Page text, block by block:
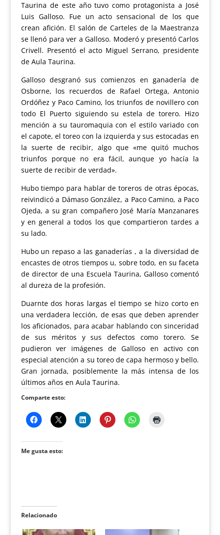
Taurina de este año tuvo como protagonista a José
Luis Galloso. Fue un acto sensacional de los que
crean afición. El salón de Carteles de la Maestranza
se llenó para ver a Galloso. Moderó y presentó Carlos
Crivell. Presentó el acto Miguel Serrano, presidente
de Aula Taurina.
Galloso desgranó sus comienzos en ganadería de
Osborne, los recuerdos de Rafael Ortega, Antonio
Ordóñez y Paco Camino, los triunfos de novillero con
todo El Puerto siguiendo su estela de torero. Hizo
mención a su tauromaquia con el estilo variado con
el capote, el toreo con la izquierda y sus estocadas en
la suerte de recibir, algo que «me quitó muchos
triunfos porque no era fácil, aunque yo hacía la
suerte de recibir de verdad».
Hubo tiempo para hablar de toreros de otras épocas,
reivindicó a Dámaso González, a Paco Camino, a Paco
Ojeda, a su gran compañero José María Manzanares
y en general a todos los que compartieron tardes a
su lado.
Hubo un repaso a las ganaderías , a la diversidad de
encastes de otros tiempos u, sobre todo, en su faceta
de director de una Escuela Taurina, Galloso comentó
al dureza de la profesión.
Duarnte dos horas largas el tiempo se hizo corto en
una verdadera lección, de esas que deben aprender
los aficionados, para acabar hablando con sinceridad
de sus méritos y sus defectos como torero. Se
pudieron ver imágenes de Galloso en activo con
especial atención a su toreo de capa hermoso y bello.
Gran jornada, posiblemente la más intensa de los
últimos años en Aula Taurina.
Comparte esto:
Me gusta esto:
Relacionado